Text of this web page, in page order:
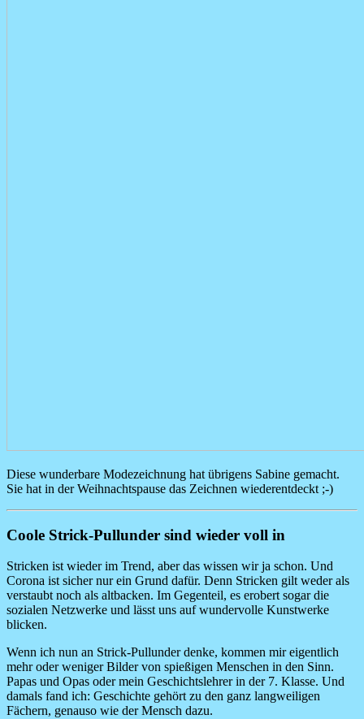
Diese wunderbare Modezeichnung hat übrigens Sabine gemacht.
Sie hat in der Weihnachtspause das Zeichnen wiederentdeckt ;-)
Coole Strick-Pullunder sind wieder voll in
Stricken ist wieder im Trend, aber das wissen wir ja schon. Und
Corona ist sicher nur ein Grund dafür. Denn Stricken gilt weder als
verstaubt noch als altbacken. Im Gegenteil, es erobert sogar die
sozialen Netzwerke und lässt uns auf wundervolle Kunstwerke
blicken.
Wenn ich nun an Strick-Pullunder denke, kommen mir eigentlich
mehr oder weniger Bilder von spießigen Menschen in den Sinn.
Papas und Opas oder mein Geschichtslehrer in der 7. Klasse. Und
damals fand ich: Geschichte gehört zu den ganz langweiligen
Fächern, genauso wie der Mensch dazu.